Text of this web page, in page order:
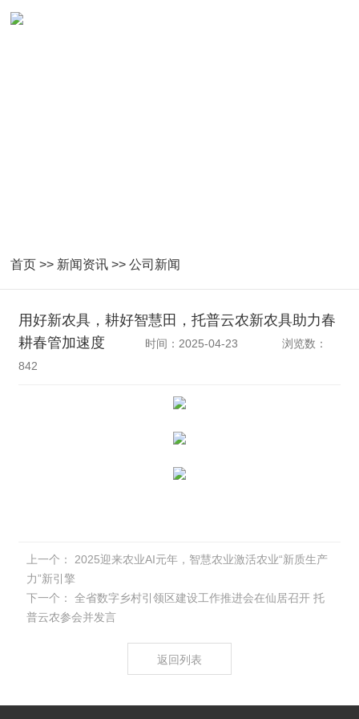
首页 >> 新闻资讯 >>公司新闻
用好新农具，耕好智慧田，托普云农新农具助力春
耕春管加速度
时间：2025-04-23
浏览数：
842
上一个：
2025迎来农业AI元年，智慧农业激活农业“新质生产
力”新引擎
下一个：
全省数字乡村引领区建设工作推进会在仙居召开 托
普云农参会并发言
返回列表